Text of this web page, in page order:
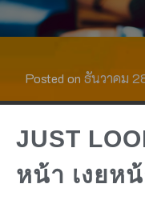
S N F
มูลนิธิเสฐียรโกเศ
Posted on ธันวาคม
JUST
หน้า เงยห